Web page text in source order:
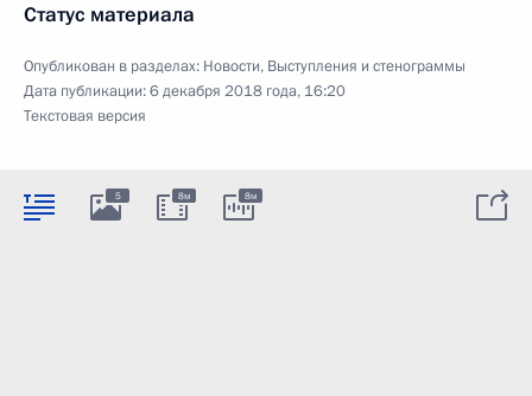
Статус материала
Опубликован в разделах: Новости, Выступления и стенограммы
Дата публикации:6 декабря 2018 года, 16:20
Текстовая версия
5 8м 8м